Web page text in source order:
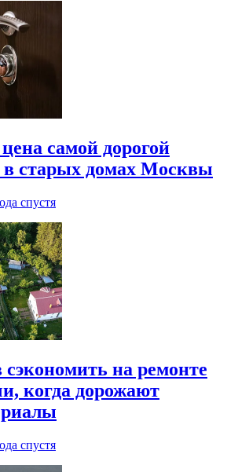
самой дорогой
старых домах Москвы
спустя
сэкономить на ремонте
когда дорожают
спустя